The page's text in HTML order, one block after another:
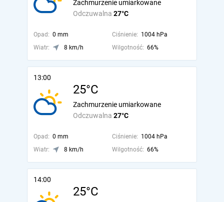
Odczuwalna 27°C
Zachmurzenie umiarkowane
Opad: 0 mm Ciśnienie: 1004 hPa
Wiatr:
8 km/h Wilgotność: 66%
13:00
25°C
Odczuwalna 27°C
Zachmurzenie umiarkowane
Opad: 0 mm Ciśnienie: 1004 hPa
Wiatr:
8 km/h Wilgotność: 66%
14:00
25°C